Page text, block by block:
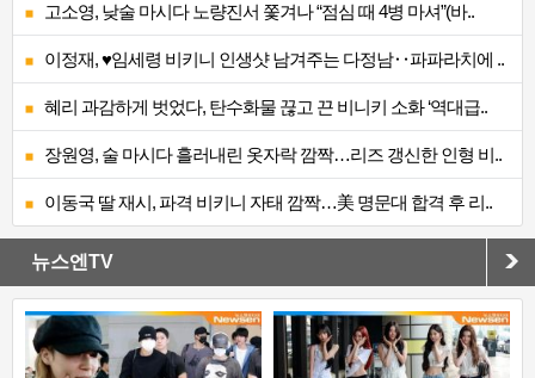
고소영, 낮술 마시다 노량진서 쫓겨나 “점심 때 4병 마셔”(바..
이정재, ♥임세령 비키니 인생샷 남겨주는 다정남‥파파라치에 ..
혜리 과감하게 벗었다, 탄수화물 끊고 끈 비니키 소화 ‘역대급..
장원영, 술 마시다 흘러내린 옷자락 깜짝…리즈 갱신한 인형 비..
이동국 딸 재시, 파격 비키니 자태 깜짝…美 명문대 합격 후 리..
뉴스엔TV